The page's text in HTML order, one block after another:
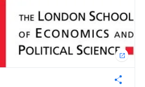
open_in_new